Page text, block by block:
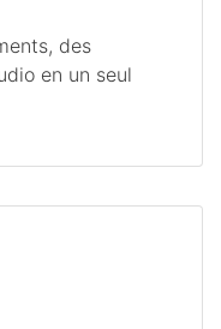
des
en un seul